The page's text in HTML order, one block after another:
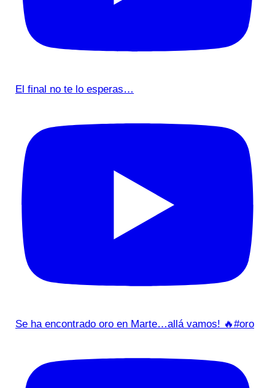
El final no te lo esperas…
Se ha encontrado oro en Marte…allá vamos! 🔥#oro